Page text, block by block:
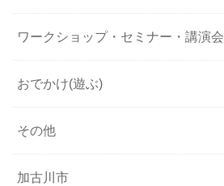
ワークショップ・セミナー・講演会
おでかけ(遊ぶ)
その他
加古川市